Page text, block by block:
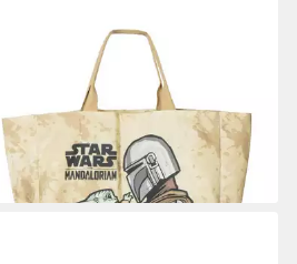
Tragetasche The Mandalorian
Shopper für Erwachsene
14,95 € 24,95 €
-40%
lieferbar - in 4-5 Werktagen bei dir